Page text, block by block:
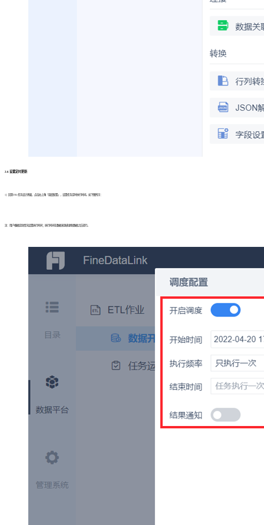
2.6 设置定时更新
1）回到 ETL 任务设计界面，点击右上角「调度配置」，设置任务定时执行时间。如下图所示：
注：用户根据实际情况设置执行时间；执行时间在数据来源表更新数据之后就行。